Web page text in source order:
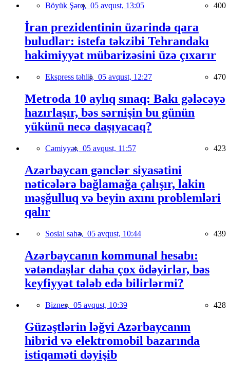
Böyük Şərq, 05 avqust, 13:05 400
İran prezidentinin üzərində qara
buludlar: istefa təkzibi Tehrandakı
hakimiyyət mübarizəsini üzə çıxarır
Ekspress təhlil, 05 avqust, 12:27 470
Metroda 10 aylıq sınaq: Bakı gələcəyə
hazırlaşır, bəs sərnişin bu günün
yükünü necə daşıyacaq?
Cəmiyyət, 05 avqust, 11:57 423
Azərbaycan gənclər siyasətini
nəticələrə bağlamağa çalışır, lakin
məşğulluq və beyin axını problemləri
qalır
Sosial sahə, 05 avqust, 10:44 439
Azərbaycanın kommunal hesabı:
vətəndaşlar daha çox ödəyirlər, bəs
keyfiyyət tələb edə bilirlərmi?
Biznes, 05 avqust, 10:39 428
Güzəştlərin ləğvi Azərbaycanın
hibrid və elektromobil bazarında
istiqaməti dəyişib